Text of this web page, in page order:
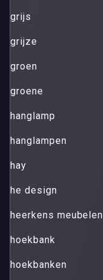
grijs
grijze
groen
groene
hanglamp
hanglampen
hay
he design
heerkens meubelen
hoekbank
hoekbanken